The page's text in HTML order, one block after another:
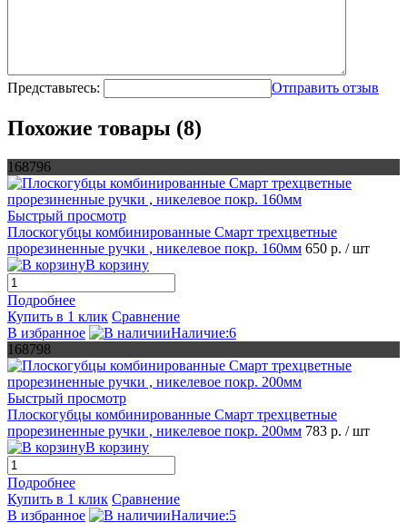
Представьтесь: Отправить отзыв
Похожие товары (8)
168796
Быстрый просмотр
Плоскогубцы комбинированные Смарт трехцветные
прорезиненные ручки , никелевое покр. 160мм 650 р. / шт
В корзину
Подробнее
Купить в 1 клик Сравнение
В избранное
Наличие:6
168798
Быстрый просмотр
Плоскогубцы комбинированные Смарт трехцветные
прорезиненные ручки , никелевое покр. 200мм 783 р. / шт
В корзину
Подробнее
Купить в 1 клик Сравнение
В избранное
Наличие:5